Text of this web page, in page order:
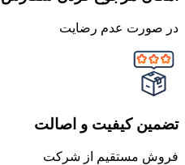
در صورت عدم رضایت
تضمین کیفیت و اصالت
فروش مستقیم از شرکت